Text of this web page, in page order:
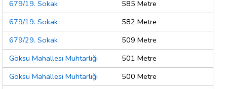
679/19. Sokak
585 Metre
679/19. Sokak
582 Metre
679/29. Sokak
509 Metre
Göksu Mahallesi Muhtarlığı
501 Metre
Göksu Mahallesi Muhtarlığı
500 Metre